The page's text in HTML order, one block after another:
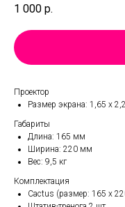
1 000 р.
Проектор
Размер экрана: 1,65 х
Габариты
Длина: 165 мм
Ширина: 220 мм
Вес: 9,5 кг
Комплектация
Cactus (размер: 165 x